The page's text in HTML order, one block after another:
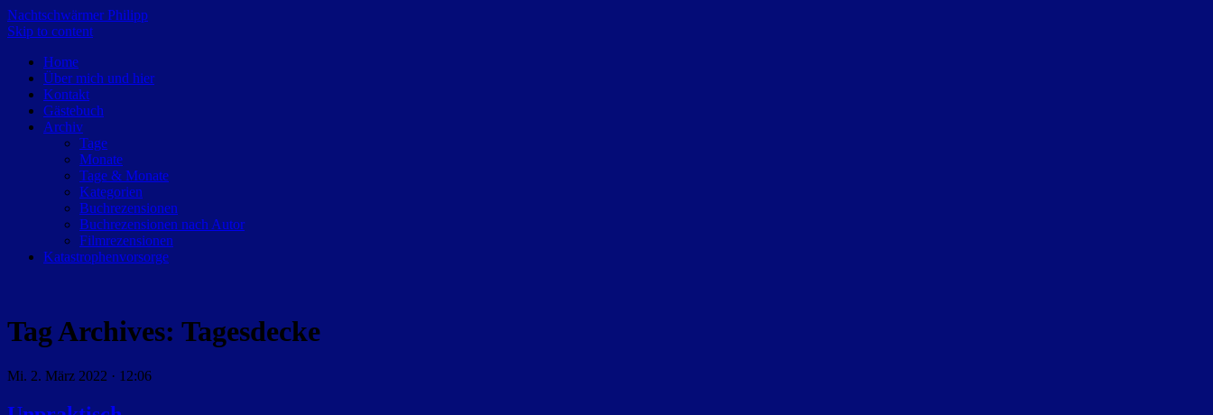
Nachtschwärmer Philipp
Skip to content
Home
Über mich und hier
Kontakt
Gästebuch
Archiv
Tage
Monate
Tage & Monate
Kategorien
Buchrezensionen
Buchrezensionen nach Autor
Filmrezensionen
Katastrophenvorsorge
Tag Archives: Tagesdecke
Mi. 2. März 2022 · 12:06